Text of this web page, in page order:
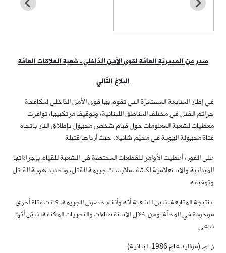
صدر عن المديريّة العامّة لقوى الأمن الدّاخلي ـ شعبة العلاقات العامّة
البلاغ التّالي
في إطار المتابعة المستمرّة التي تقوم بها قوى الأمن الدّاخلي لمكافحة
جرائم القتل في مختلف المناطق اللبنانية، وتوقيف مرتكبيها، توافرت
معطيات لشعبة المعلومات حول قيام شخص مجهول بإطلاق النار باتجاه
فتاة مجهولة الهوية في مخيّم شاتيلا، حيث أرداها قتيلة
على الفور، أعطيت الأوامر للقطعات المختصة فى الشعبة للقيام بإجراءاتها
الميدانية والاستعلامية لكشف ملابسات جريمة القتل، وتحديد هوية القاتل
وتوقيفه
بنتيجة المتابعة، تبين للشعبة أنّه وأثناء حصول الجريمة، كانت فتاة أخرى
موجودة في المحلّة. ومن خلال الاستقصاءات والتحريات المكثفة، تبيّن أنّها
تدعى
ز. م. (مواليد عام 1986، لبنانية)